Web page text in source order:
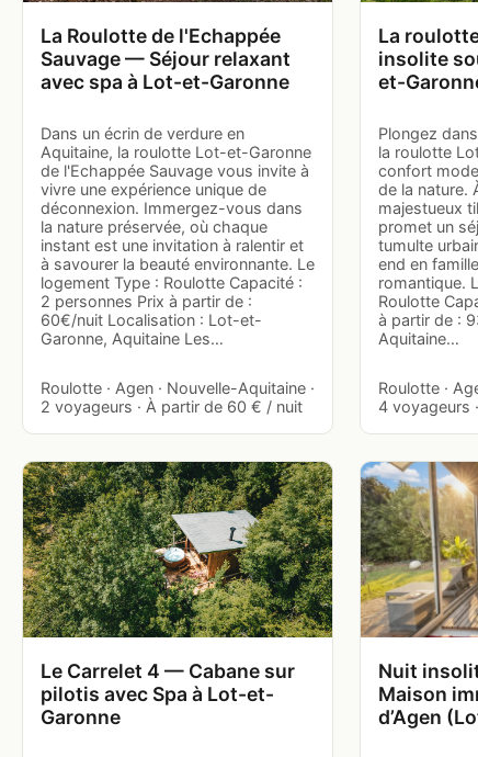
La Roulotte de l'Echappée
Sauvage — Séjour relaxant
avec spa à Lot-et-Garonne
Dans un écrin de verdure en
Aquitaine, la roulotte Lot-et-Garonne
de l'Echappée Sauvage vous invite à
vivre une expérience unique de
déconnexion. Immergez-vous dans
la nature préservée, où chaque
instant est une invitation à ralentir et
à savourer la beauté environnante. Le
logement Type : Roulotte Capacité :
2 personnes Prix à partir de :
60€/nuit Localisation : Lot-et-
Garonne, Aquitaine Les…
Roulotte · Agen · Nouvelle-Aquitaine ·
2 voyageurs · À partir de 60 € / nuit
La
insolite
et-
Plongez
la roulotte
confort
de la nature.
majestueux
promet un
tumulte
end en
romantique.
Roulotte
à partir de :
Aquitaine…
Roulotte ·
4 voyageurs
Le Carrelet 4 — Cabane sur
pilotis avec Spa à Lot-et-
Garonne
Nuit
Maison
d’Agen